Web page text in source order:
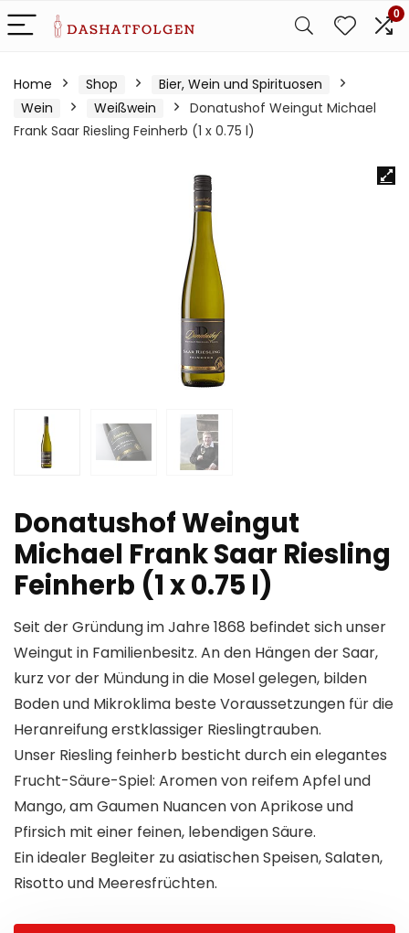
0
Home Shop
Bier, Wein und Spirituosen
Wein
Weißwein
Donatushof Weingut Michael
Frank Saar Riesling Feinherb (1 x 0.75 l)
Donatushof Weingut
Michael Frank Saar Riesling
Feinherb (1 x 0.75 l)
Seit der Gründung im Jahre 1868 befindet sich unser
Weingut in Familienbesitz. An den Hängen der Saar,
kurz vor der Mündung in die Mosel gelegen, bilden
Boden und Mikroklima beste Voraussetzungen für die
Heranreifung erstklassiger Rieslingtrauben.
Unser Riesling feinherb besticht durch ein elegantes
Frucht-Säure-Spiel: Aromen von reifem Apfel und
Mango, am Gaumen Nuancen von Aprikose und
Pfirsich mit einer feinen, lebendigen Säure.
Ein idealer Begleiter zu asiatischen Speisen, Salaten,
Risotto und Meeresfrüchten.